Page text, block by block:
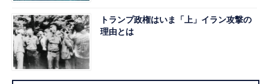
トランプ政権はいま「上」イラン攻撃の
理由とは